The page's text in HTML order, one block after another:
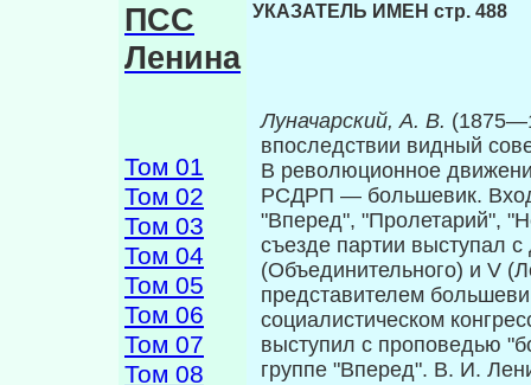
ПСС
Ленина
Том 01
Том 02
Том 03
Том 04
Том 05
Том 06
Том 07
Том 08
УКАЗАТЕЛЬ ИМЕН стр. 488
Луначарский, А. В.
впоследствии видный
В революционное
РСДРП — большевик.
"Вперед", "Пролетарий",
съезде партии выступал
(Объединительного) и V
представителем
социалистическом
выступил с проповедью
группе "Вперед". В. И.